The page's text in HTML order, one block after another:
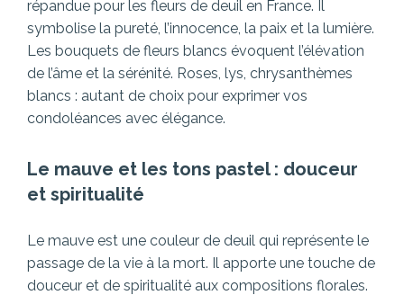
répandue pour les fleurs de deuil en France. Il
symbolise la pureté, l’innocence, la paix et la lumière.
Les bouquets de fleurs blancs évoquent l’élévation
de l’âme et la sérénité. Roses, lys, chrysanthèmes
blancs : autant de choix pour exprimer vos
condoléances avec élégance.
Le mauve et les tons pastel : douceur
et spiritualité
Le mauve est une couleur de deuil qui représente le
passage de la vie à la mort. Il apporte une touche de
douceur et de spiritualité aux compositions florales.